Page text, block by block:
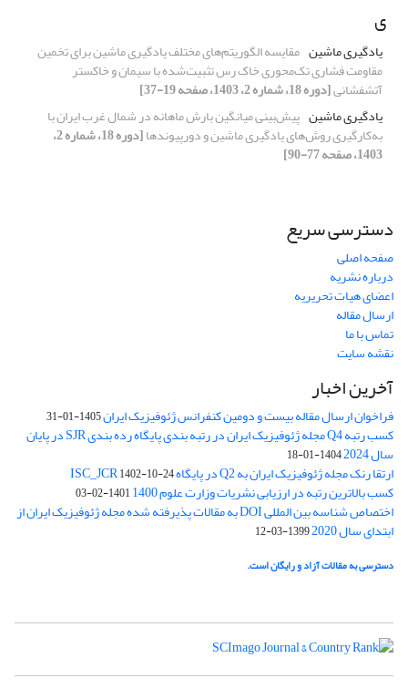
ی
یادگیری ماشین مقایسه الگوریتم‌های مختلف یادگیری ماشین برای تخمین
مقاومت فشاری تک‌محوری خاک رس تثبیت‌شده با سیمان و خاکستر
آتشفشانی[دوره 18، شماره 2، 1403، صفحه 19-37]
یادگیری ماشین پیش‌بینی میانگین بارش ماهانه در شمال غرب ایران با
به‌کارگیری روش‌های یادگیری ماشین و دورپیوندها [دوره 18، شماره 2،
1403، صفحه 77-90]
دسترسی سریع
صفحه اصلی
درباره نشریه
اعضای هیات تحریریه
ارسال مقاله
تماس با ما
نقشه سایت
آخرین اخبار
فراخوان ارسال مقاله بیست و دومین کنفرانس ژئوفیزیک ایران1405-01-31
کسب رتبه Q4 مجله ژئوفیزیک ایران در رتبه بندی پایگاه رده بندی SJR در پایان
سال 2024 1404-01-18
ارتقا رنک مجله ژئوفیزیک ایران به Q2 در پایگاه ISC_JCR 1402-10-24
کسب بالاترین رتبه در ارزیابی نشریات وزارت علوم 1400 1401-02-03
اختصاص شناسه بین المللی DOI به مقالات پذیرفته شده مجله ژئوفیزیک ایران از
ابتدای سال 2020 1399-03-12
دسترسی به مقالات آزاد و رایگان است.